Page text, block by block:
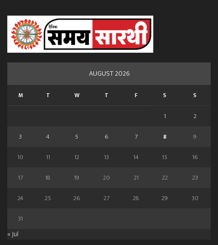
AUGUST 2026
M T W T F S S
1
2
3
4 5 6 7 8
9
10
11 12 13 14 15
16
17
18 19 20 21 22
23
24
25 26 27 28 29
30
31
« Jul